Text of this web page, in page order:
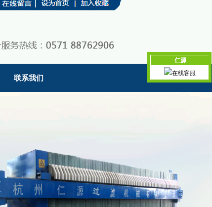
联系我们
仁源
在线客服